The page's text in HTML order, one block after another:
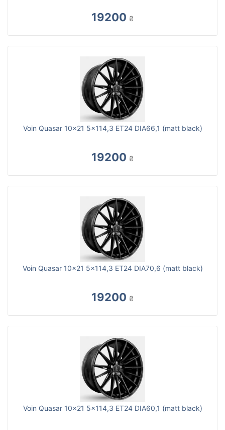
19200 ₴
Voin Quasar 10x21 5x114,3 ET24 DIA66,1 (matt black)
19200 ₴
Voin Quasar 10x21 5x114,3 ET24 DIA70,6 (matt black)
19200 ₴
Voin Quasar 10x21 5x114,3 ET24 DIA60,1 (matt black)